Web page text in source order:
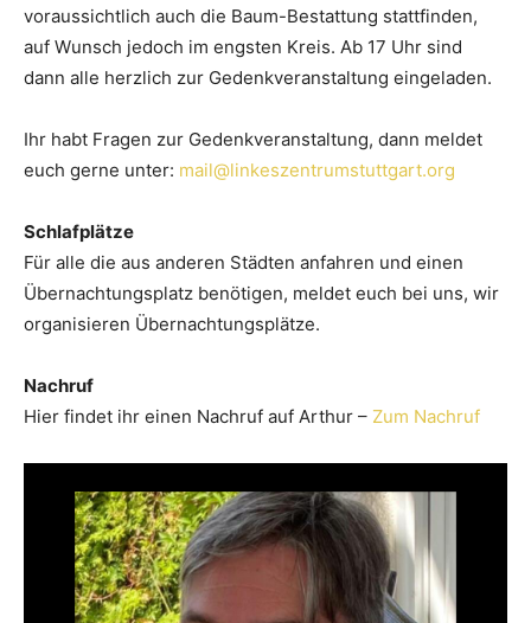
voraussichtlich auch die Baum-Bestattung stattfinden,
auf Wunsch jedoch im engsten Kreis. Ab 17 Uhr sind
dann alle herzlich zur Gedenkveranstaltung eingeladen.
Ihr habt Fragen zur Gedenkveranstaltung, dann meldet
euch gerne unter: mail@linkeszentrumstuttgart.org
Schlafplätze
Für alle die aus anderen Städten anfahren und einen
Übernachtungsplatz benötigen, meldet euch bei uns, wir
organisieren Übernachtungsplätze.
Nachruf
Hier findet ihr einen Nachruf auf Arthur – Zum Nachruf